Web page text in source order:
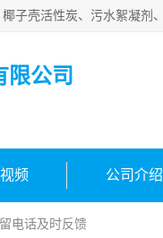
限公司
频 公司介绍
电话及时反馈